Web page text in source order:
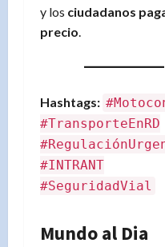
y los ciudadanos
precio
Hashtags:
#TransporteEnRD
#INTRANT
#SeguridadVial
Mundo al Dia